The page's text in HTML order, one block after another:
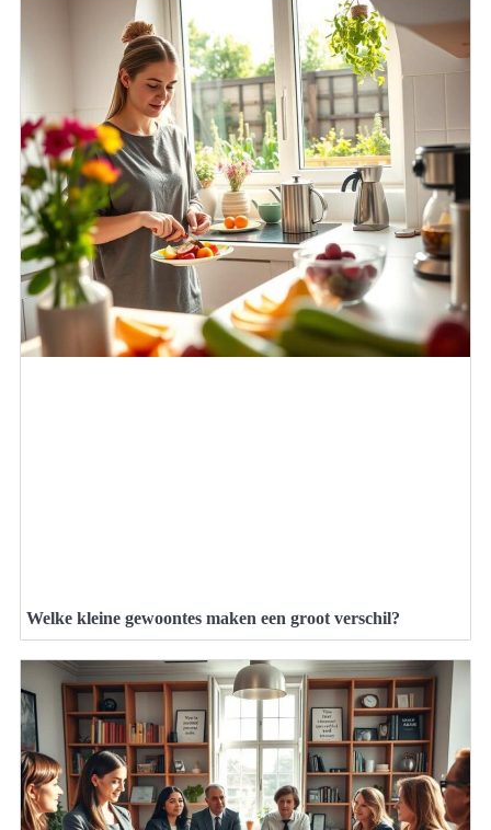
Welke kleine gewoontes maken een groot verschil?